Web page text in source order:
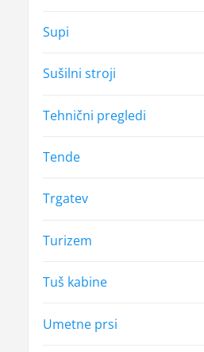
Supi
Sušilni stroji
Tehnični pregledi
Tende
Trgatev
Turizem
Tuš kabine
Umetne prsi